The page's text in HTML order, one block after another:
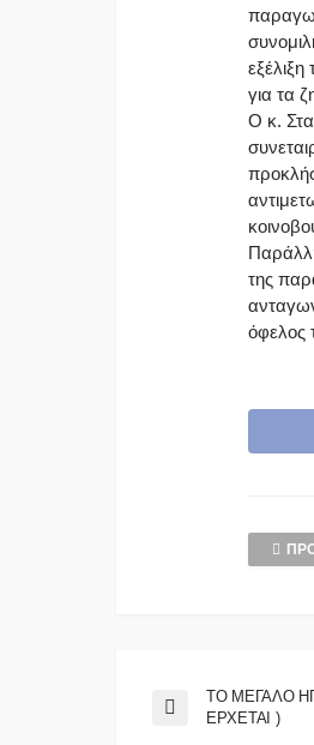
για τα
Ο κ.
της
όφελος
ΤΟ ΜΕΓΑΛΟ
ΕΡΧΕΤΑΙ )